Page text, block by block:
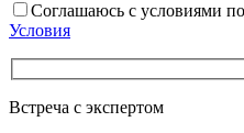
Соглашаюсь с условиями
Условия
Встреча с экспертом